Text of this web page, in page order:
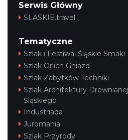
Serwis Główny
SLASKIE.travel
Tematyczne
Szlak i Festiwal Śląskie Smaki
Szlak Orlich Gniazd
Szlak Zabytków Techniki
Szlak Architektury
Śląskiego
Industriada
Juromania
Szlak Przyrody